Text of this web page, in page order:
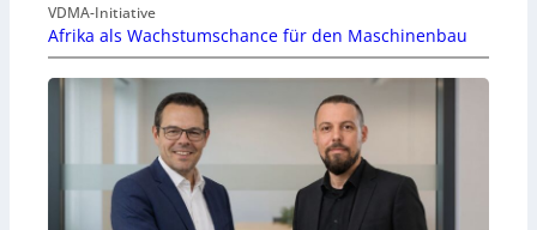
VDMA-Initiative
Afrika als Wachstumschance für den Maschinenbau